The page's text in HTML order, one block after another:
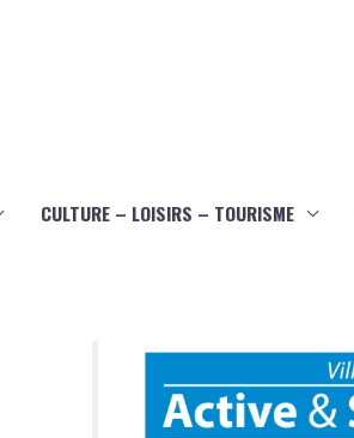
CULTURE – LOISIRS – TOURISME